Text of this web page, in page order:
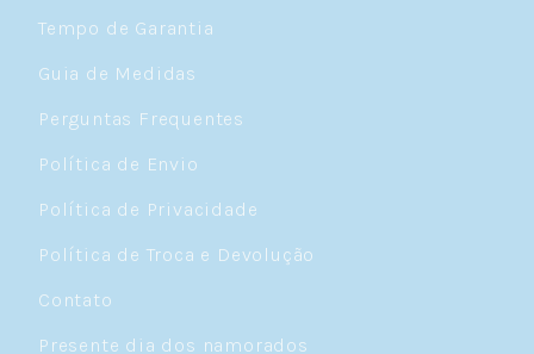
Tempo de Garantia
Guia de Medidas
Perguntas Frequentes
Política de Envio
Política de Privacidade
Política de Troca e Devolução
Contato
Presente dia dos namorados